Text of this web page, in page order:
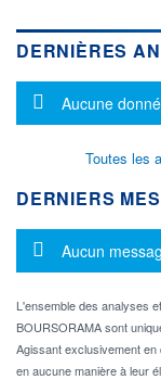
DERNIÈRES
Message
Aucune
Toutes les
DERNIERS
Message
Aucun
L'ensemble des analyses
BOURSORAMA sont
Agissant exclusivement
en aucune manière à leur